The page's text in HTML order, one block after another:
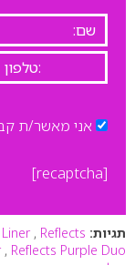
אני מאשר/ת
[recaptcha]
תגיות: , Reflects
, Reflects Purple Duo